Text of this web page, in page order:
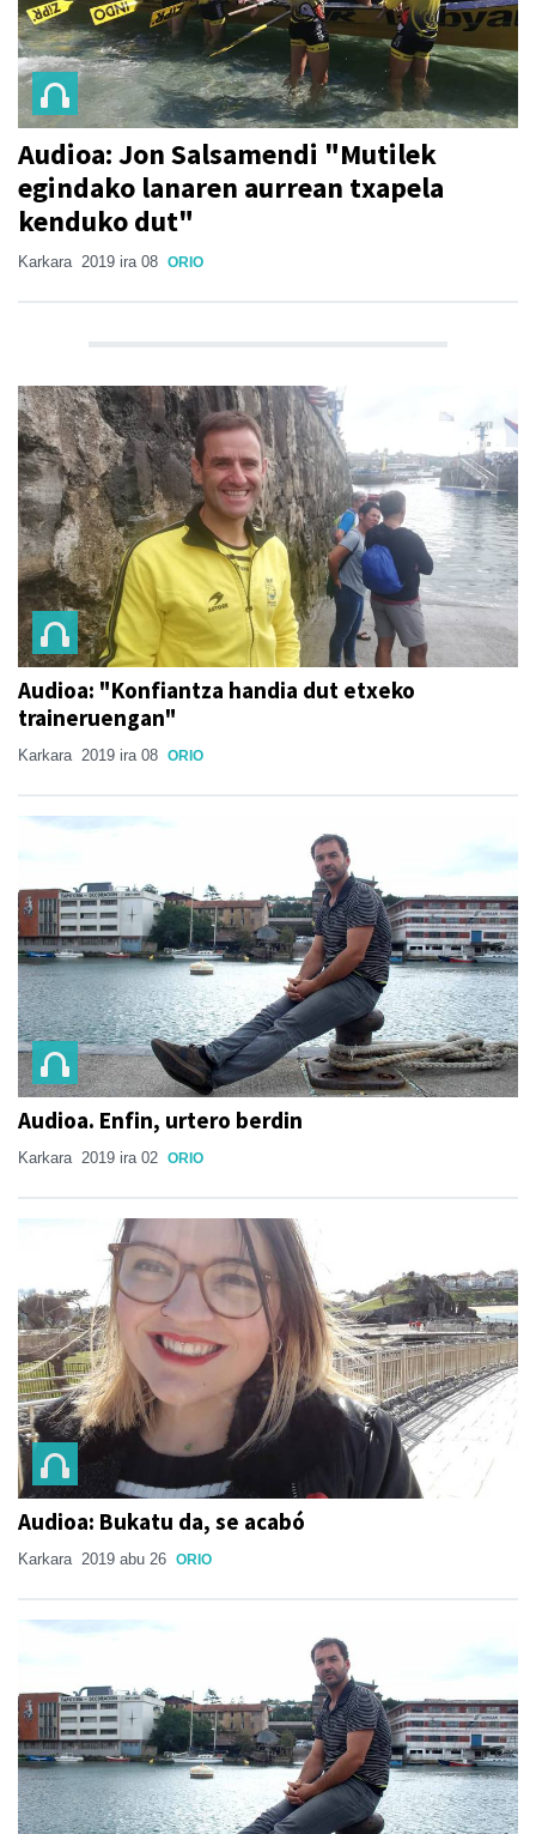
Audioa: Jon Salsamendi "Mutilek
egindako lanaren aurrean txapela
kenduko dut"
Karkara 2019 ira 08 ORIO
Audioa: "Konfiantza handia dut etxeko
traineruengan"
Karkara 2019 ira 08 ORIO
Audioa. Enfin, urtero berdin
Karkara 2019 ira 02 ORIO
Audioa: Bukatu da, se acabó
Karkara 2019 abu 26 ORIO